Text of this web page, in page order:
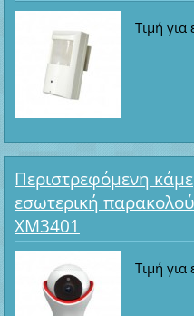
Τιμή για
Περιστρεφόμενη
εσωτερική
XM3401
Τιμή για